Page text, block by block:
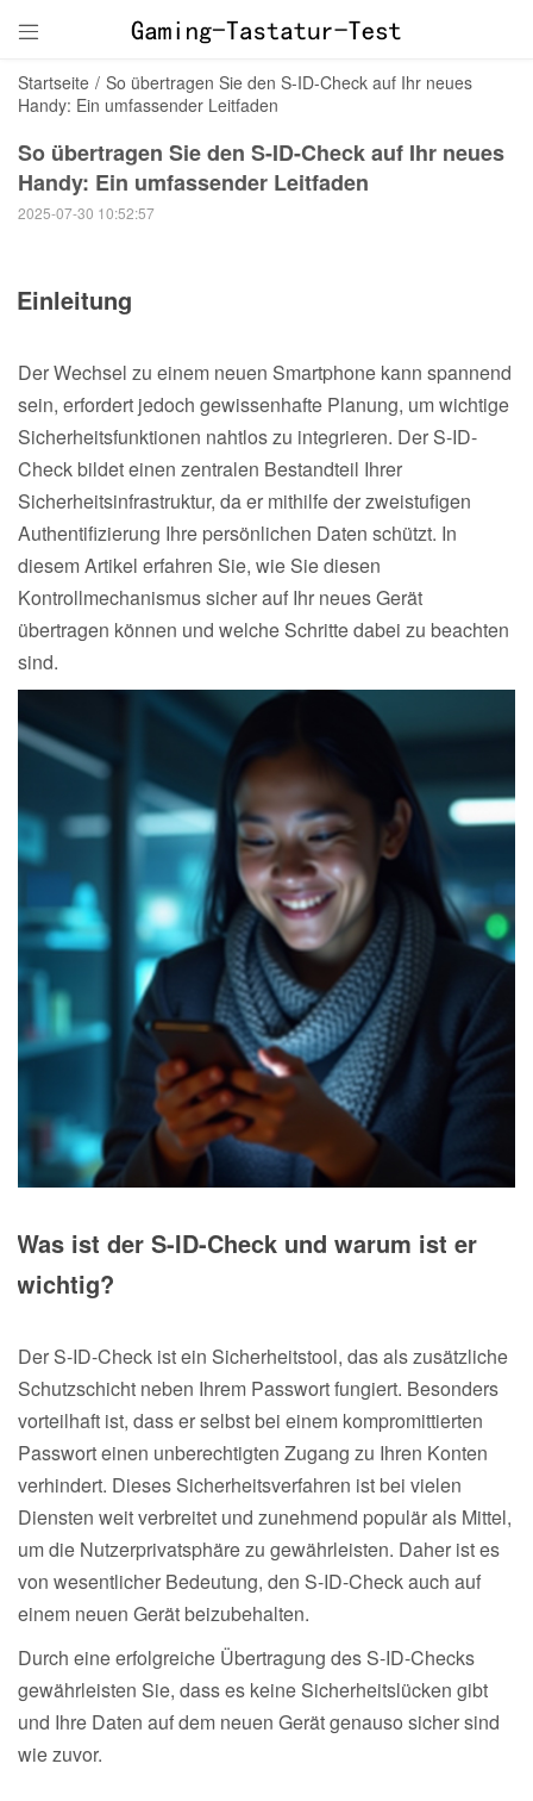

Startseite / So übertragen Sie den S-ID-Check auf Ihr neues
Handy: Ein umfassender Leitfaden
So übertragen Sie den S-ID-Check auf Ihr neues
Handy: Ein umfassender Leitfaden
2025-07-30 10:52:57
Einleitung
Der Wechsel zu einem neuen Smartphone kann spannend
sein, erfordert jedoch gewissenhafte Planung, um wichtige
Sicherheitsfunktionen nahtlos zu integrieren. Der S-ID-
Check bildet einen zentralen Bestandteil Ihrer
Sicherheitsinfrastruktur, da er mithilfe der zweistufigen
Authentifizierung Ihre persönlichen Daten schützt. In
diesem Artikel erfahren Sie, wie Sie diesen
Kontrollmechanismus sicher auf Ihr neues Gerät
übertragen können und welche Schritte dabei zu beachten
sind.
Was ist der S-ID-Check und warum ist er
wichtig?
Der S-ID-Check ist ein Sicherheitstool, das als zusätzliche
Schutzschicht neben Ihrem Passwort fungiert. Besonders
vorteilhaft ist, dass er selbst bei einem kompromittierten
Passwort einen unberechtigten Zugang zu Ihren Konten
verhindert. Dieses Sicherheitsverfahren ist bei vielen
Diensten weit verbreitet und zunehmend populär als Mittel,
um die Nutzerprivatsphäre zu gewährleisten. Daher ist es
von wesentlicher Bedeutung, den S-ID-Check auch auf
einem neuen Gerät beizubehalten.
Durch eine erfolgreiche Übertragung des S-ID-Checks
gewährleisten Sie, dass es keine Sicherheitslücken gibt
und Ihre Daten auf dem neuen Gerät genauso sicher sind
wie zuvor.